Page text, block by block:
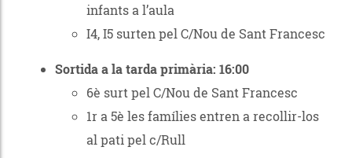
infants a l’aula
I4, I5 surten pel C/Nou de Sant Francesc
Sortida a la tarda primària: 16:00
6è surt pel C/Nou de Sant Francesc
1r a 5è les famílies entren a recollir-los
al pati pel c/Rull